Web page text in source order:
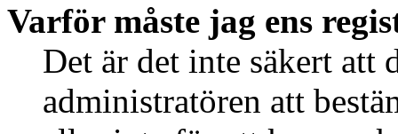
Varför måste jag ens
Det är det inte säkert att
administratören att